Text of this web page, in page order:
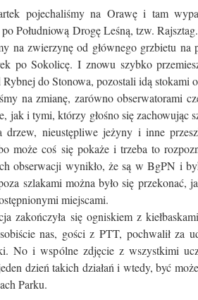
pojechaliśmy na Orawę i tam
Południową Drogę Leśną, tzw.
na zwierzynę od głównego grzbietu na
po Sokolicę. I znowu szybko
do Stonowa, pozostali idą stokami
na zmianę, zarówno obserwatorami
jak i tymi, którzy głośno się zachowując
drzew, nieustępliwe jeżyny i inne
może coś się pokaże i trzeba to
obserwacji wynikło, że są w BgPN i
szlakami można było się
miejscami.
zakończyła się ogniskiem z
nas, gości z PTT, pochwalił za
No i wspólne zdjęcie z wszystkimi
dzień takich działań i wtedy, być
Parku.